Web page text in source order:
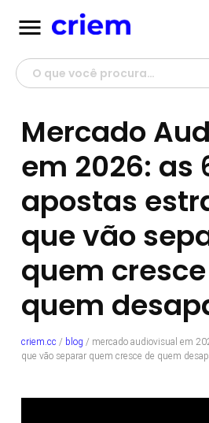
menu
Mercado
em 2026: as
apostas
que vão
quem
quem
criem.cc / blog / mercado audiovisual em
que vão separar quem cresce de quem